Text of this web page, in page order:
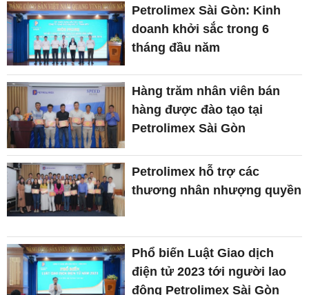
Petrolimex Sài Gòn: Kinh
doanh khởi sắc trong 6
tháng đầu năm
Hàng trăm nhân viên bán
hàng được đào tạo tại
Petrolimex Sài Gòn
Petrolimex hỗ trợ các
thương nhân nhượng quyền
Phổ biến Luật Giao dịch
điện tử 2023 tới người lao
động Petrolimex Sài Gòn